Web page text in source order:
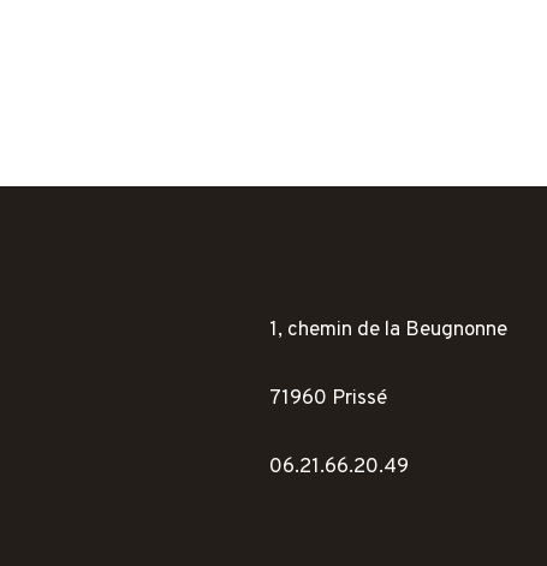
1, chemin de la Beugnonne
71960 Prissé
06.21.66.20.49